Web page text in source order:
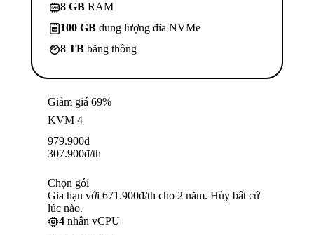
8 GB RAM
100 GB dung lượng đĩa NVMe
8 TB băng thông
Giảm giá 69%
KVM 4
979.900đ
307.900đ/th
Chọn gói
Gia hạn với 671.900đ/th cho 2 năm. Hủy bất cứ
lúc nào.
4 nhân vCPU